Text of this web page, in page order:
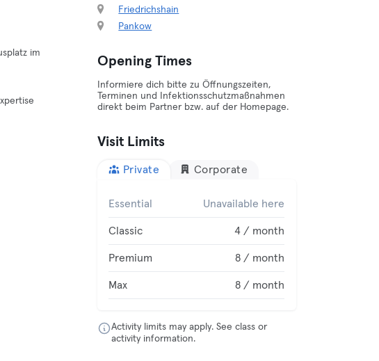
im
Friedrichshain
Pankow
Opening Times
Informiere dich bitte zu Öffnungszeiten,
Terminen und Infektionsschutzmaßnahmen
direkt beim Partner bzw. auf der Homepage.
Visit Limits
Private Corporate
Essential Unavailable here
Classic 4 / month
Premium 8 / month
Max 8 / month
Activity limits may apply. See class or
activity information.